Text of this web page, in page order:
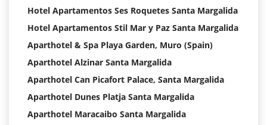
Hotel Apartamentos Ses Roquetes Santa Margalida
Hotel Apartamentos Stil Mar y Paz Santa Margalida
Aparthotel & Spa Playa Garden, Muro (Spain)
Aparthotel Alzinar Santa Margalida
Aparthotel Can Picafort Palace, Santa Margalida
Aparthotel Dunes Platja Santa Margalida
Aparthotel Maracaibo Santa Margalida